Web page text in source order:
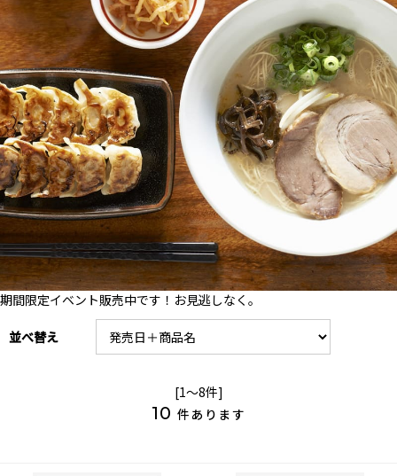
期間限定イベント販売中です！お見逃しなく。
並べ替え
[1～8件]
10 件あります